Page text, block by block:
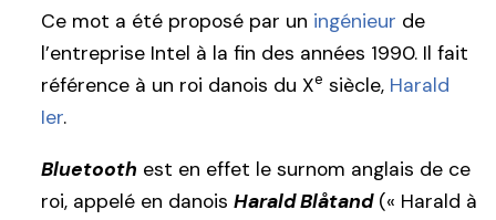
Ce mot a été proposé par un ingénieur de
l’entreprise Intel à la fin des années 1990. Il fait
référence à un roi danois du Xe siècle, Harald
Ier.
Bluetooth est en effet le surnom anglais de ce
roi, appelé en danois Harald Blåtand(« Harald à